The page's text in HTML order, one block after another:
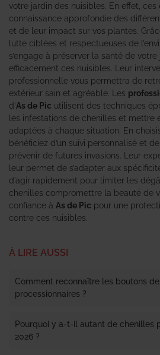
votre jardin des nuisibles. En effet, ces
connaissance approfondie des
et de leur impact sur vos plantes.
lutte ciblées et respectueuses de
s’engage à préserver la santé de
efficacement ces nuisibles. Leur
professionnelle vous permettra de
extérieur sain et agréable. Les
d’As de Pic utilisent des techniques
les infestations de chenilles et mettre
adaptées à chaque situation. En
bénéficiez d’un suivi personnalisé et
prévenir de futures invasions. Leur
leur permet de s’adapter aux
d’agir rapidement pour limiter les
chenilles compromettre la beauté de
confiance à As de Pic pour une
contre ces nuisibles.
À LIRE AUSSI
Comment reconnaître les boutons
processionnaires ?
Pourquoi y a-t-il autant de chenilles
2026 ?